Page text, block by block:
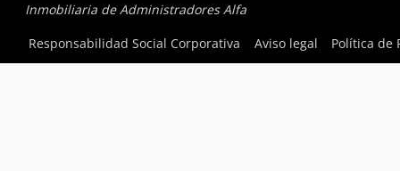
Inmobiliaria de Administradores Alfa
Responsabilidad Social Corporativa
Aviso legal Política de